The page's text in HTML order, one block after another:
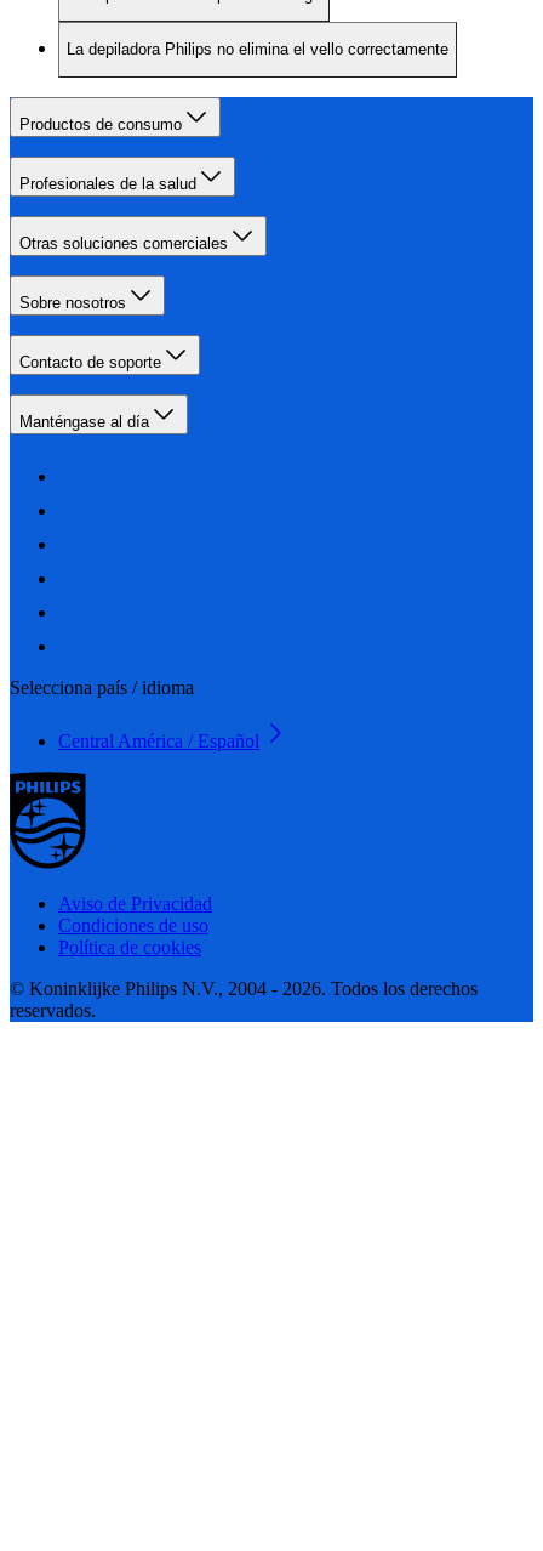
La depiladora Philips no elimina el vello correctamente
Productos de consumo
Profesionales de la salud
Otras soluciones comerciales
Sobre nosotros
Contacto de soporte
Manténgase al día
Selecciona país / idioma
Central América / Español
Aviso de Privacidad
Condiciones de uso
Política de cookies
© Koninklijke Philips N.V., 2004 - 2026. Todos los derechos
reservados.